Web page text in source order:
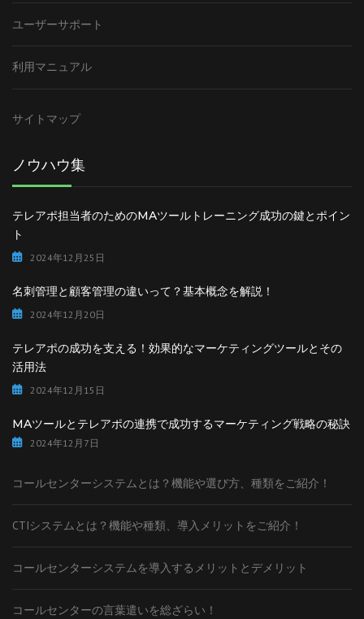
ユーザーサポート
利用マニュアル
サイトマップ
ノウハウ集
テレアポ担当者のためのMAツールトレーニング成功の鍵とポイン
ト
2024年12月25日
名刺管理と顧客管理の違いって？基本概念を解説！
2024年12月20日
テレアポの成功を支える！効果的なマーケティングツールとその
活用法
2024年12月15日
MAツールとテレアポの連携で成功するマーケティング戦略の秘訣
2024年12月7日
コールセンターシステムとは？機能や選び方、種類をご紹介！
CTIシステムとは？機能や種類、導入メリットをご紹介！
コールセンターシステムを導入するメリットとデメリット
コールセンターの言葉遣いを総ざらい！